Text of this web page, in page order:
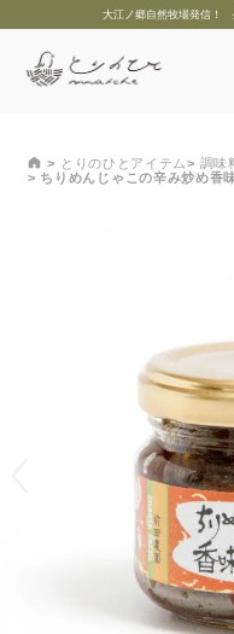
大江ノ郷自然牧場発信！
とりのひとアイテム 調味
ちりめんじゃこの辛み炒め香